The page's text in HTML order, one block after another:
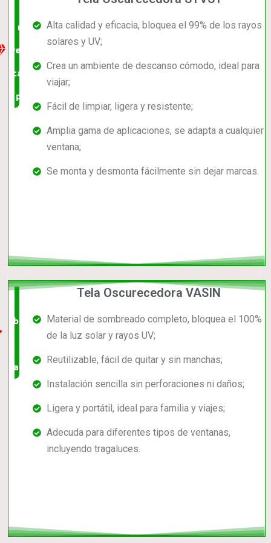
mejor
relación
calidad-
precio
Alta calidad y eficacia, bloquea el 99% de los rayos
solares y UV;
Crea un ambiente de descanso cómodo, ideal para
viajar;
Fácil de limpiar, ligera y resistente;
Amplia gama de aplicaciones, se adapta a cualquier
ventana;
Se monta y desmonta fácilmente sin dejar marcas.
barato,
valorado!
Tela Oscurecedora VASIN
Material de sombreado completo, bloquea el 100%
de la luz solar y rayos UV;
Reutilizable, fácil de quitar y sin manchas;
Instalación sencilla sin perforaciones ni daños;
Ligera y portátil, ideal para familia y viajes;
Adecuda para diferentes tipos de ventanas,
incluyendo tragaluces.